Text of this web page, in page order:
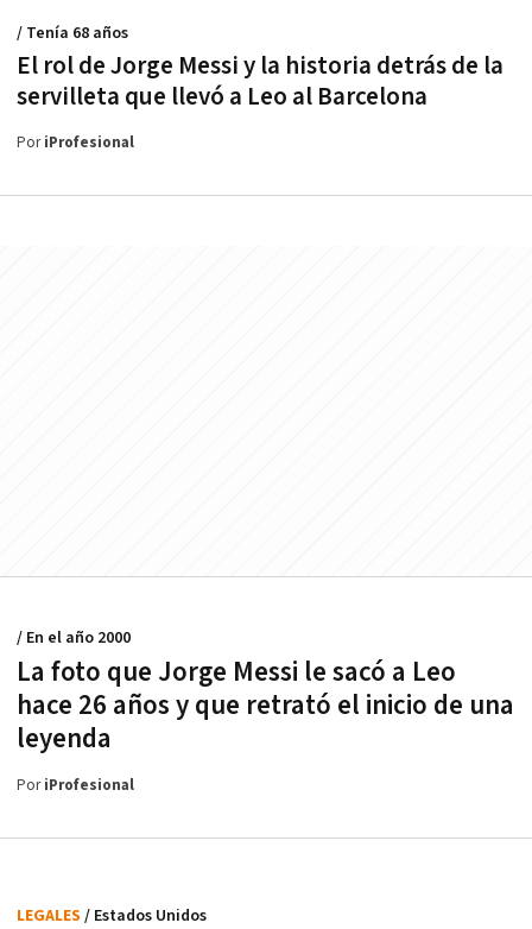
El rol de Jorge Messi y la historia detrás de la
servilleta que llevó a Leo al Barcelona
/ Tenía 68 años
PoriProfesional
La foto que Jorge Messi le sacó a Leo
hace 26 años y que retrató el inicio de una
leyenda
/ En el año 2000
PoriProfesional
LEGALES / Estados Unidos